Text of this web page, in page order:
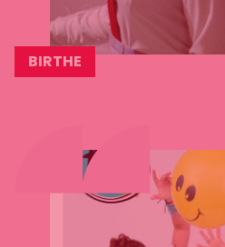
BIRTHE
Lees
meer